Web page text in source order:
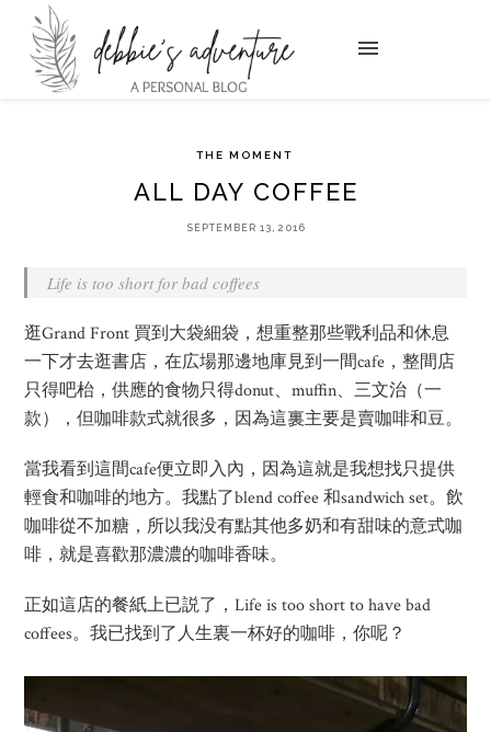
THE MOMENT
ALL DAY COFFEE
SEPTEMBER 13, 2016
Life is too short for bad coffees
逛Grand Front 買到大袋細袋，想重整那些戰利品和休息
一下才去逛書店，在広場那邊地庫見到一間cafe，整間店
只得吧枱，供應的食物只得donut、muffin、三文治（一
款），但咖啡款式就很多，因為這裏主要是賣咖啡和豆。
當我看到這間cafe便立即入內，因為這就是我想找只提供
輕食和咖啡的地方。我點了blend coffee 和sandwich set。飲
咖啡從不加糖，所以我没有點其他多奶和有甜味的意式咖
啡，就是喜歡那濃濃的咖啡香味。
正如這店的餐紙上已説了，Life is too short to have bad
coffees。我已找到了人生裏一杯好的咖啡，你呢？